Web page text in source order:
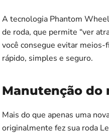
A tecnologia Phantom
de roda, que permite “ver
você consegue evitar
rápido, simples e seguro.
Manutenção do
Mais do que apenas uma
originalmente fez sua roda